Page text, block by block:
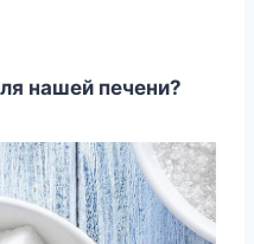
нашей печени?